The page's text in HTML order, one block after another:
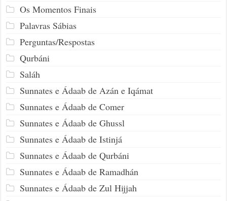
Os Momentos Finais
Palavras Sábias
Perguntas/Respostas
Qurbáni
Saláh
Sunnates e Ádaab de Azán e Iqámat
Sunnates e Ádaab de Comer
Sunnates e Ádaab de Ghussl
Sunnates e Ádaab de Istinjá
Sunnates e Ádaab de Qurbáni
Sunnates e Ádaab de Ramadhán
Sunnates e Ádaab de Zul Hijjah